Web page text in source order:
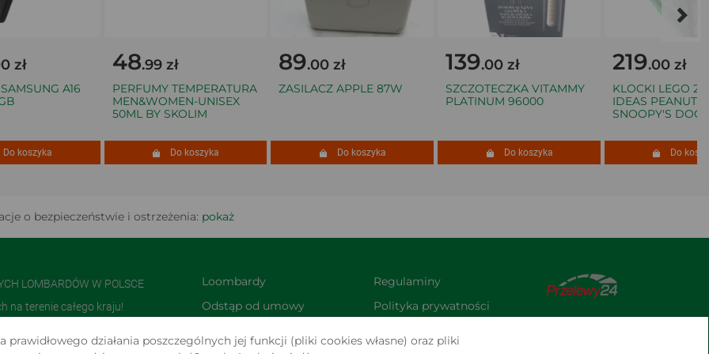
A16
koszyka
48.99 zł
PERFUMY TEMPERATURA
MEN&WOMEN-UNISEX
50ML BY SKOLIM
Do koszyka
89.00 zł
ZASILACZ APPLE 87W
Do koszyka
139.00 zł
SZCZOTECZKA VITAMMY
PLATINUM 96000
Do koszyka
219.00 zł
KLOCKI LEGO
IDEAS PEANUTS
SNOOPY'S
Do koszyka
o bezpieczeństwie i ostrzeżenia: pokaż
LOMBARDÓW W POLSCE
na terenie całego kraju!
Loombardy
Odstąp od umowy
Zwroty i reklamacje
Regulaminy
Polityka prywatności
działania poszczególnych jej funkcji (pliki cookies własne) oraz pliki